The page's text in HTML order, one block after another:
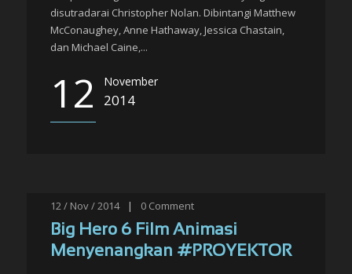
disutradarai Christopher Nolan. Dibintangi Matthew
McConaughey, Anne Hathaway, Jessica Chastain,
dan Michael Caine,...
12 November
2014
12 / Nov / 2014 | 0 Comment
Big Hero 6 Film Animasi
Menyenangkan #PROYEKTOR